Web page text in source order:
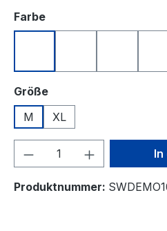
Farbeauswählen
Größeauswählen
M
XL
Produkt Anzahl: In
Produktnummer: